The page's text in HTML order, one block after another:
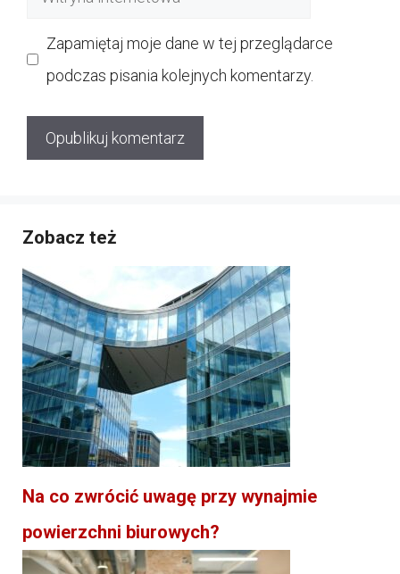
Zapamiętaj moje dane w tej przeglądarce
podczas pisania kolejnych komentarzy.
Zobacz też
Na co zwrócić uwagę przy wynajmie
powierzchni biurowych?